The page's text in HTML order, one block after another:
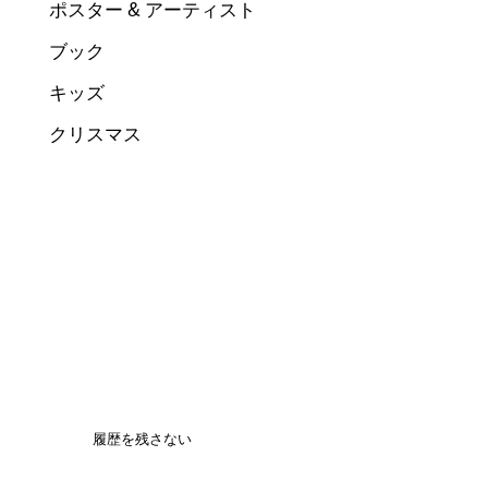
ポスター & アーティスト
ブック
キッズ
クリスマス
履歴を残さない